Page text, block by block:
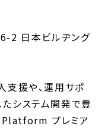
2 日本ビルヂング
援や、運用サポ
システム開発で豊
プレミア